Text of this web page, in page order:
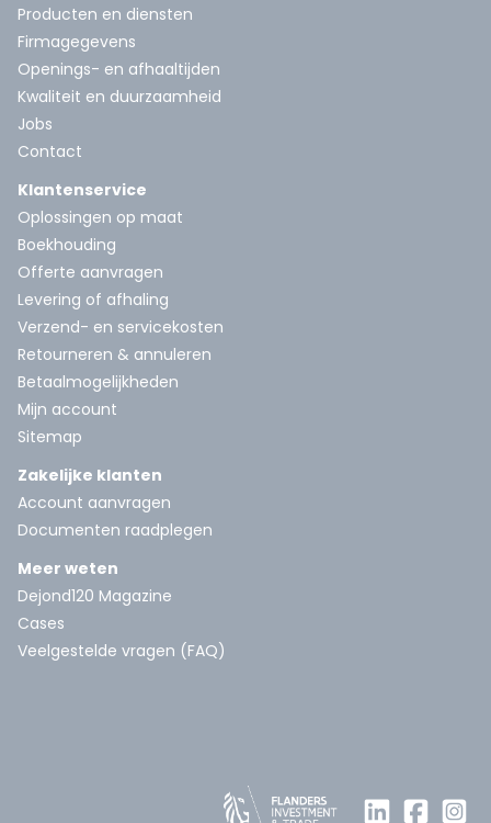
Producten en diensten
Firmagegevens
Openings- en afhaaltijden
Kwaliteit en duurzaamheid
Jobs
Contact
Klantenservice
Oplossingen op maat
Boekhouding
Offerte aanvragen
Levering of afhaling
Verzend- en servicekosten
Retourneren & annuleren
Betaalmogelijkheden
Mijn account
Sitemap
Zakelijke klanten
Account aanvragen
Documenten raadplegen
Meer weten
Dejond120 Magazine
Cases
Veelgestelde vragen (FAQ)